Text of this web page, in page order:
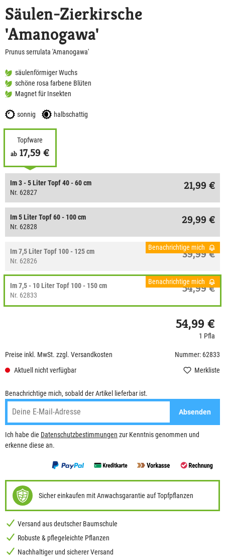
Säulen-Zierkirsche
'Amanogawa'
Prunus serrulata 'Amanogawa'
säulenförmiger Wuchs
schöne rosa farbene Blüten
Magnet für Insekten
sonnig halbschattig
Topfware
ab 17,59 €
Im 3 - 5 Liter Topf 40 - 60 cm
Nr. 62827
21,99 €
Im 5 Liter Topf 60 - 100 cm
Nr. 62828
29,99 €
Benachrichtige mich
Im 7,5 Liter Topf 100 - 125 cm
Nr. 62826
39,99 €
Benachrichtige mich
Im 7,5 - 10 Liter Topf 100 - 150 cm
Nr. 62833
54,99 €
54,99 €
1 Pfla
Preise inkl. MwSt. zzgl. Versandkosten
Nummer: 62833
Aktuell nicht verfügbar
Merkliste
Benachrichtige mich, sobald der Artikel lieferbar ist.
Absenden
Ich habe die Datenschutzbestimmungen zur Kenntnis genommen und
erkenne diese an.
Sicher einkaufen mit Anwachsgarantie auf Topfpflanzen
Versand aus deutscher Baumschule
Robuste & pflegeleichte Pflanzen
Nachhaltiger und sicherer Versand